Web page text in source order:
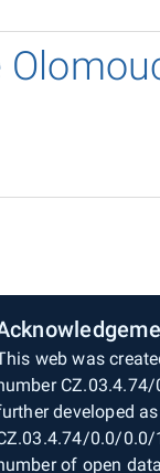
web was
developed
0.0/0.0/
of open